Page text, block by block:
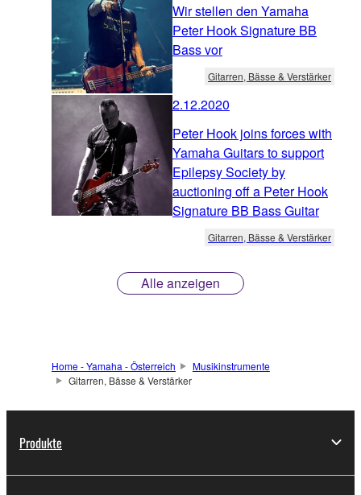
Wir stellen den Yamaha
Peter Hook Signature BB
Bass vor
Gitarren, Bässe & Verstärker
2.12.2020
Peter Hook joins forces with
Yamaha Guitars to support
Epilepsy Society by
auctioning off a Peter Hook
Signature BB Bass Guitar
Gitarren, Bässe & Verstärker
Alle anzeigen
Home - Yamaha - Österreich
Musikinstrumente
Gitarren, Bässe & Verstärker
Produkte